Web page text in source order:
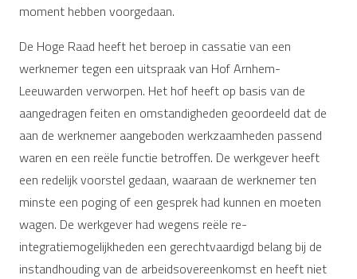
moment hebben voorgedaan.
De Hoge Raad heeft het beroep in cassatie van een
werknemer tegen een uitspraak van Hof Arnhem-
Leeuwarden verworpen. Het hof heeft op basis van de
aangedragen feiten en omstandigheden geoordeeld dat de
aan de werknemer aangeboden werkzaamheden passend
waren en een reële functie betroffen. De werkgever heeft
een redelijk voorstel gedaan, waaraan de werknemer ten
minste een poging of een gesprek had kunnen en moeten
wagen. De werkgever had wegens reële re-
integratiemogelijkheden een gerechtvaardigd belang bij de
instandhouding van de arbeidsovereenkomst en heeft niet